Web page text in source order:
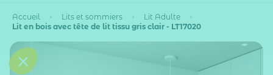
Accueil Lits et sommiers
Lit Adulte
Lit en bois avec tête de lit tissu gris clair - LT17020